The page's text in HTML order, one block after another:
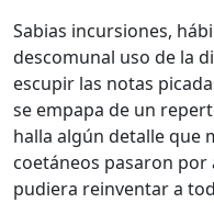
Sabias incursiones,
descomunal uso de la
escupir las notas
se empapa de un
halla algún detalle que
coetáneos pasaron
pudiera reinventar a